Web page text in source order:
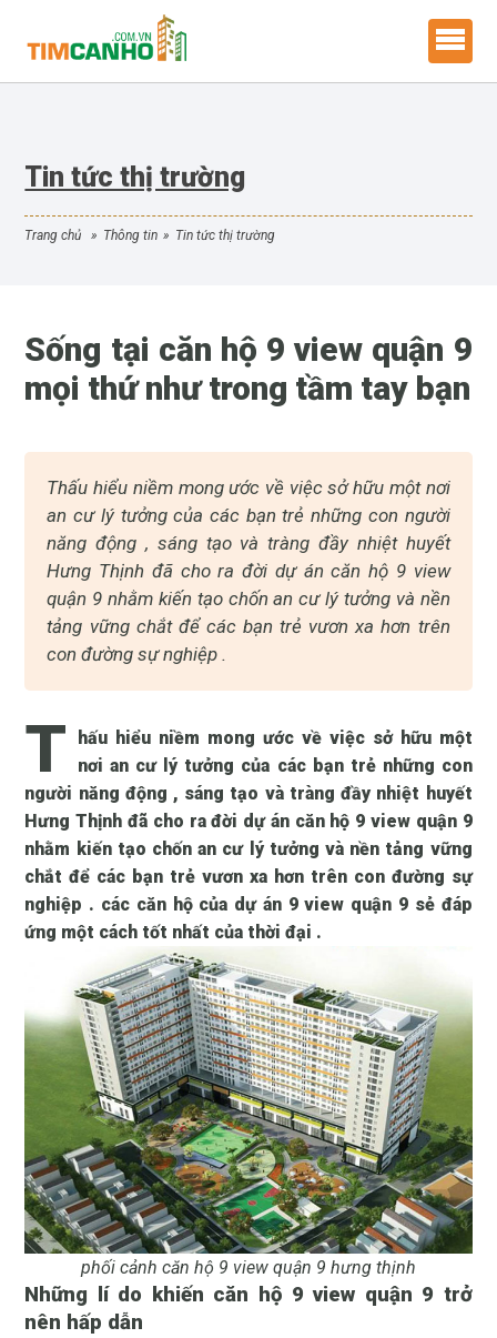
Tin tức thị trường
trang chủ » thông tin » tin tức thị trường
Sống tại căn hộ 9 view quận 9
mọi thứ như trong tầm tay bạn
Thấu hiểu niềm mong ước về việc sở hữu một nơi
an cư lý tưởng của các bạn trẻ những con người
năng động , sáng tạo và tràng đầy nhiệt huyết
Hưng Thịnh đã cho ra đời dự án căn hộ 9 view
quận 9 nhằm kiến tạo chốn an cư lý tưởng và nền
tảng vững chắt để các bạn trẻ vươn xa hơn trên
con đường sự nghiệp .
T
hấu hiểu niềm mong ước về việc sở hữu một
nơi an cư lý tưởng của các bạn trẻ những con
người năng động , sáng tạo và tràng đầy nhiệt huyết
Hưng Thịnh đã cho ra đời dự án căn hộ 9 view quận 9
nhằm kiến tạo chốn an cư lý tưởng và nền tảng vững
chắt để các bạn trẻ vươn xa hơn trên con đường sự
nghiệp . các căn hộ của dự án 9 view quận 9 sẻ đáp
ứng một cách tốt nhất của thời đại .
phối cảnh căn hộ 9 viewquận 9 hưng thịnh
Những lí do khiến căn hộ 9 view quận 9 trở
nên hấp dẫn